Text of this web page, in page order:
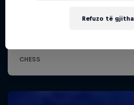
Refuzo të gjitha